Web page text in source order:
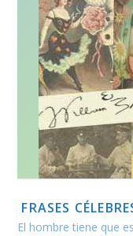
FRASES
El hombre tiene que